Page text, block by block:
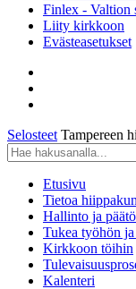
Finlex - Valtion
Liity kirkkoon
Evästeasetukset
Selosteet Tampereen
Etusivu
Tietoa
Hallinto ja
Tukea työhön
Kirkkoon töihin
Kalenteri